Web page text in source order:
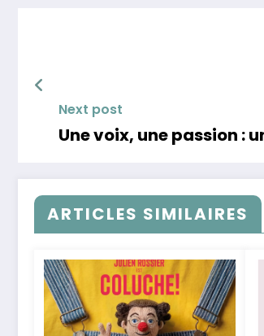
Next post
Une voix, une passion :
ARTICLES SIMILAIRES